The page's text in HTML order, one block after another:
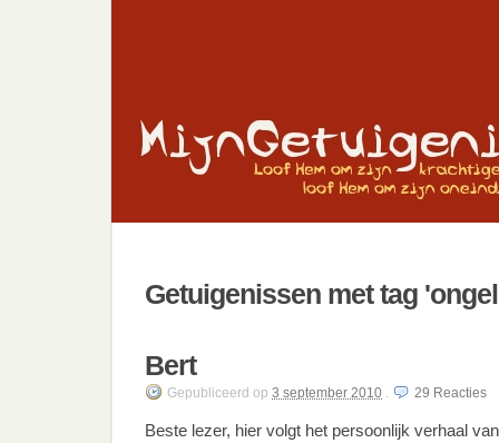
Getuigenissen met tag
Bert
Gepubliceerd op 3 september 2010 . 29 Reacties
Beste lezer, hier volgt het persoonlijk verhaal